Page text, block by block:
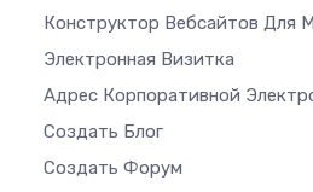
Конструктор Вебсайтов Для
Электронная Визитка
Адрес Корпоративной
Создать Блог
Создать Форум